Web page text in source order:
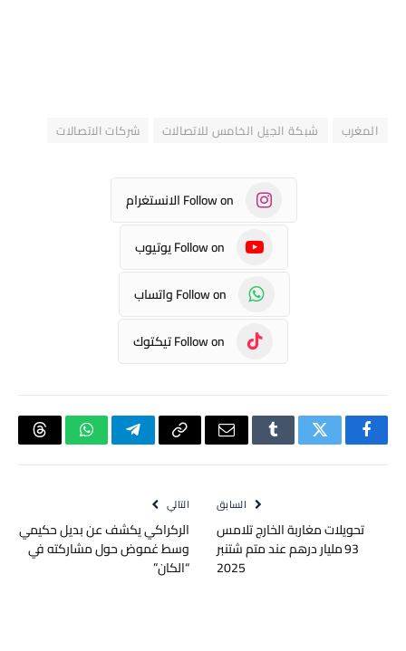
المغرب شبكة الجيل الخامس للاتصالات شركات الاتصالات
Follow on الانستغرام
Follow on يوتيوب
Follow on واتساب
Follow on تيكتوك
فيسبوكتويتر Tumblrالبريد
Copy
تيلقرامواتساب
السابق
تحويلات مغاربة الخارج تلامس
93 مليار درهم عند متم شتنبر
2025
التالي
الركراكي يكشف عن بديل حكيمي
وسط غموض حول مشاركته في
“الكان”